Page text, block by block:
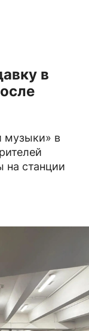
в
музыки» в
на станции